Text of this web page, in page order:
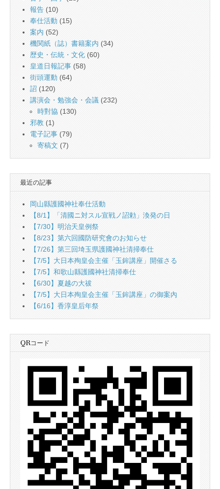
報告 (10)
奉仕活動 (15)
案内 (52)
機関紙（誌）書籍案内 (34)
歴史・伝統・文化 (60)
皇道日報記事 (58)
街頭運動 (64)
詔 (120)
講演会・勉強会・会議 (232)
時對協 (130)
邪教 (1)
電子記事 (79)
寄稿文 (7)
最近の記事
岡山縣護國神社奉仕活動
【8/1】「清國ニ対スル宣戦ノ詔勅」渙発の日
【7/30】明治天皇例祭
【8/23】第六回國防研究會のお知らせ
【7/26】第三回埼玉県護國神社清掃奉仕
【7/5】大日本殉皇会主催「玉鉾講座」開催さる
【7/5】和歌山縣護國神社清掃奉仕
【6/30】夏越の大祓
【7/5】大日本殉皇会主催「玉鉾講座」の御案內
【6/16】香淳皇后年祭
QRコード